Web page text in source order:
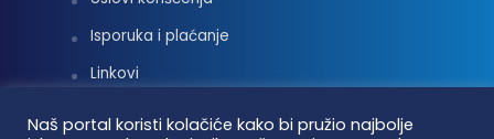
Isporuka i plaćanje
Linkovi
Naš portal koristi kolačiće kako bi pružio najbolje